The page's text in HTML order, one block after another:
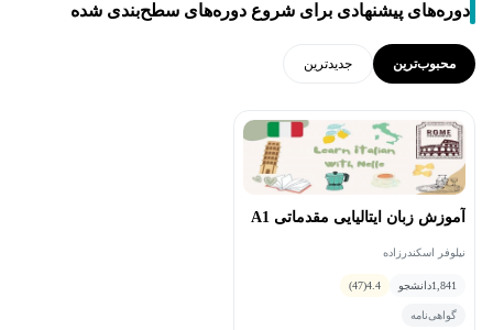
دوره‌های پیشنهادی برای شروع دوره‌های سطح‌بندی شده
محبوب‌ترین جدید‌ترین
آموزش زبان ایتالیایی مقدماتی A1
نیلوفر اسکندرزاده
1,841دانشجو 4.4
(47)
گواهی‌نامه